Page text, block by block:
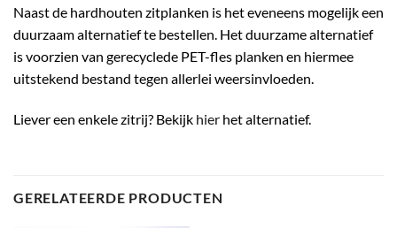
Naast de hardhouten zitplanken is het eveneens mogelijk een
duurzaam alternatief te bestellen. Het duurzame alternatief
is voorzien van gerecyclede PET-fles planken en hiermee
uitstekend bestand tegen allerlei weersinvloeden.
Liever een enkele zitrij? Bekijk hier het alternatief.
GERELATEERDE PRODUCTEN